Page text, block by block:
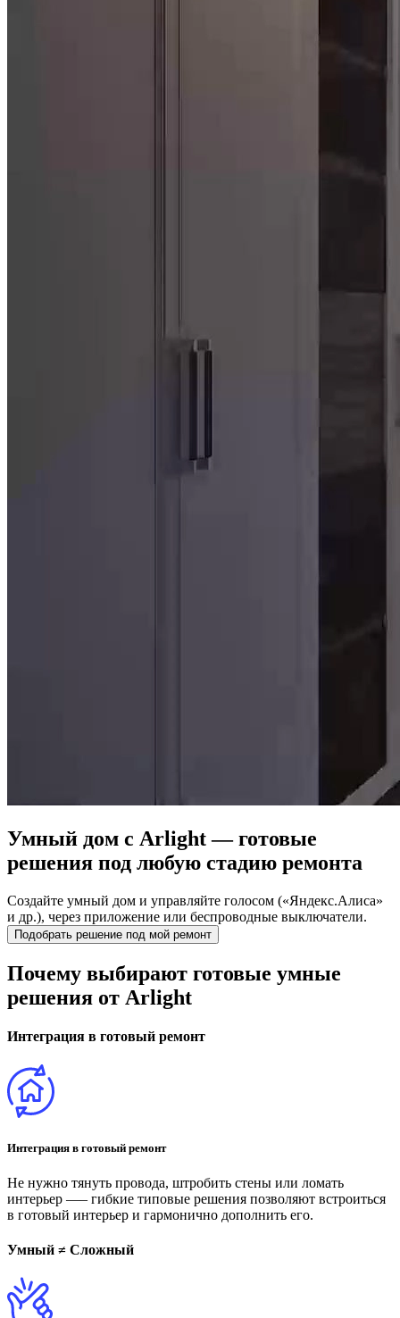
Умный дом с Arlight —готовые
решения под любую стадию ремонта
Создайте умный дом и управляйте голосом («Яндекс.Алиса»
и др.), через приложение или беспроводные выключатели.
Подобрать решение под мой ремонт
Почему выбирают готовые умные
решения от Arlight
Интеграция в готовый ремонт
Интеграция в готовый ремонт
Не нужно тянуть провода, штробить стены или ломать
интерьер —– гибкие типовые решения позволяют встроиться
в готовый интерьер и гармонично дополнить его.
Умный ≠ Сложный